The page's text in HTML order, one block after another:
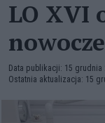
LO XVI
Data publikacji: 15 grudnia
Ostatnia aktualizacja: 15